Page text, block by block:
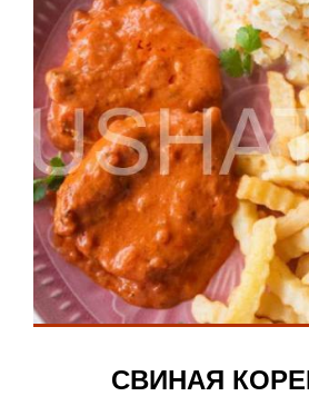
СВИНАЯ